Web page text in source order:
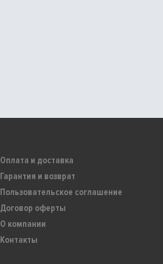
Оплата и доставка
Гарантия и возврат
Пользовательское соглашение
Договор оферты
О компании
Контакты